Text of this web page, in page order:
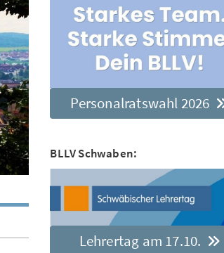
Personalratswahl 2026
BLLV Schwaben:
Lehrertag am 17.10.